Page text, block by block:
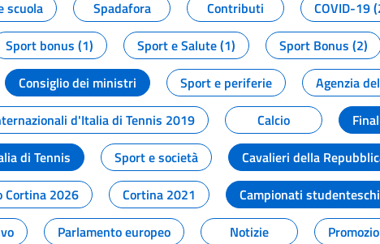
scuola Spadafora Contributi COVID-19
Sport bonus (1) Sport e Salute (1) Sport Bonus (2)
Consiglio dei ministri Sport e periferie Agenzia
d'Italia di Tennis 2019 Calcio
di Tennis Sport e società Cavalieri della
Cortina 2026 Cortina 2021 Campionati
Parlamento europeo Notizie